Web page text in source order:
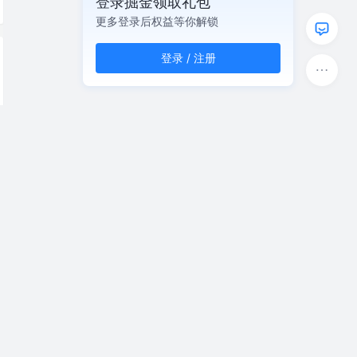
更多登录后权益等你解锁
登录 / 注册